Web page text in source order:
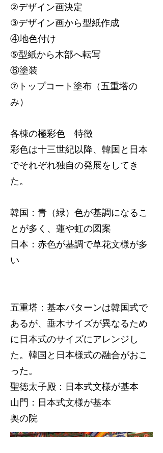
②デザイン画決定
③デザイン画から型紙作成
④地色付け
⑤型紙から木部へ転写
⑥塗装
⑦トップコート塗布（五重塔の
み）
各棟の極彩色 特徴
彩色は十三世紀以降、韓国と日本
でそれぞれ独自の発展をしてき
た。
韓国：青（緑）色が基調になるこ
とが多く、蓮や虹の図案
日本：赤色が基調で草花文様が多
い
五重塔：基本パターンは韓国式で
あるが、垂木サイズが異なるため
に日本式のサイズにアレンジし
た。韓国と日本様式の融合がおこ
った。
聖徳太子殿：日本式文様が基本
山門：日本式文様が基本
奥の院